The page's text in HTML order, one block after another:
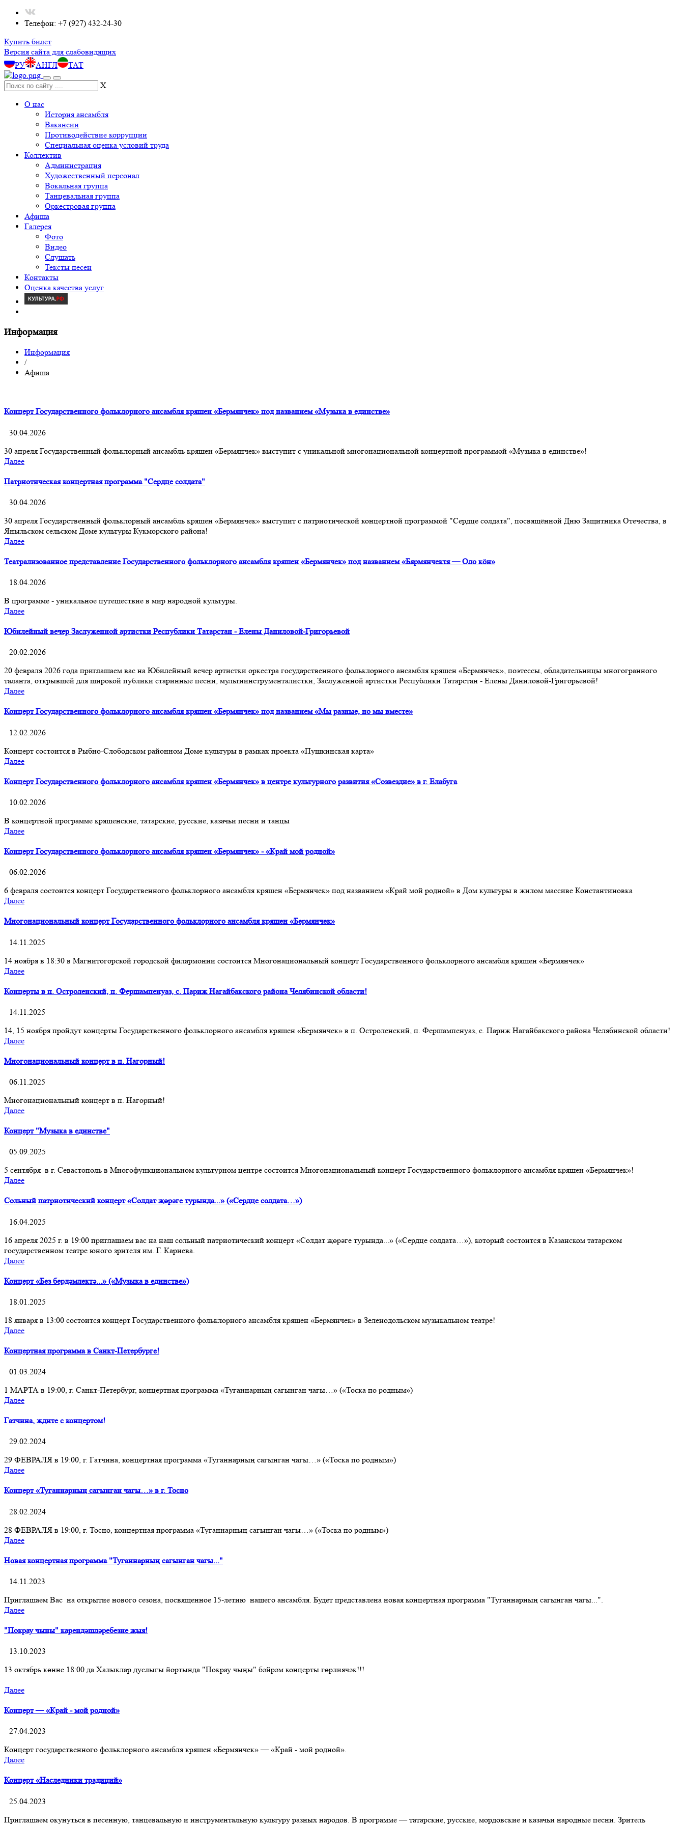
Телефон: +7 (927) 432-24-30
Купить билет
Версия сайта для слабовидящих
РУ
АНГЛ ТАТ
X
О нас
История ансамбля
Вакансии
Противодействие коррупции
Специальная оценка условий труда
Коллектив
Администрация
Художественный персонал
Вокальная группа
Танцевальная группа
Оркестровая группа
Афиша
Галерея
Фото
Видео
Слушать
Тексты песен
Контакты
Оценка качества услуг
Информация
Информация
/
Афиша
Концерт Государственного фольклорного ансамбля кряшен «Бермянчек» под названием «Музыка в единстве»
30.04.2026
30 апреля Государственный фольклорный ансамбль кряшен «Бермянчек» выступит с уникальной многонациональной концертной программой «Музыка в единстве»!
Далее
Патриотическая концертная программа "Сердце солдата"
30.04.2026
30 апреля Государственный фольклорный ансамбль кряшен «Бермянчек» выступит с патриотической концертной программой "Сердце солдата", посвящённой Дню Защитника Отечества, в
Яныльском сельском Доме культуры Кукморского района!
Далее
Театрализованное представление Государственного фольклорного ансамбля кряшен «Бермянчек» под названием «Бярмянчектя — Оло кöн»
18.04.2026
В программе - уникальное путешествие в мир народной культуры.
Далее
Юбилейный вечер Заслуженной артистки Республики Татарстан - Елены Даниловой-Григорьевой
20.02.2026
20 февраля 2026 года приглашаем вас на Юбилейный вечер артистки оркестра государственного фольклорного ансамбля кряшен «Бермянчек», поэтессы, обладательницы многогранного
таланта, открывшей для широкой публики старинные песни, мультиинструменталистки, Заслуженной артистки Республики Татарстан - Елены Даниловой-Григорьевой!
Далее
Концерт Государственного фольклорного ансамбля кряшен «Бермянчек» под названием «Мы разные, но мы вместе»
12.02.2026
Концерт состоится в Рыбно-Слободском районном Доме культуры в рамках проекта «Пушкинская карта»
Далее
Концерт Государственного фольклорного ансамбля кряшен «Бермянчек» в центре культурного развития «Созвездие» в г. Елабуга
10.02.2026
В концертной программе кряшенские, татарские, русские, казачьи песни и танцы
Далее
Концерт Государственного фольклорного ансамбля кряшен «Бермянчек» - «Край мой родной»
06.02.2026
6 февраля состоится концерт Государственного фольклорного ансамбля кряшен «Бермянчек» под названием «Край мой родной» в Дом культуры в жилом массиве Константиновка
Далее
Многонациональный концерт Государственного фольклорного ансамбля кряшен «Бермянчек»
14.11.2025
14 ноября в 18:30 в Магнитогорской городской филармонии состоится Многонациональный концерт Государственного фольклорного ансамбля кряшен «Бермянчек»
Далее
Концерты в п. Остроленский, п. Фершампенуаз, с. Париж Нагайбакского района Челябинской области!
14.11.2025
14, 15 ноября пройдут концерты Государственного фольклорного ансамбля кряшен «Бермянчек» в п. Остроленский, п. Фершампенуаз, с. Париж Нагайбакского района Челябинской области!
Далее
Многонациональный концерт в п. Нагорный!
06.11.2025
Многонациональный концерт в п. Нагорный!
Далее
Концерт "Музыка в единстве"
05.09.2025
5 сентября в г. Севастополь в Многофункциональном культурном центре состоится Многонациональный концерт Государственного фольклорного ансамбля кряшен «Бермянчек»!
Далее
Сольный патриотический концерт «Солдат җөрәге турында...» («Сердце солдата…»)
16.04.2025
16 апреля 2025 г. в 19:00 приглашаем вас на наш сольный патриотический концерт «Солдат җөрәге турында...» («Сердце солдата…»), который состоится в Казанском татарском
государственном театре юного зрителя им. Г. Кариева.
Далее
Концерт «Без бердәмлектә...» («Музыка в единстве»)
18.01.2025
18 января в 13:00 состоится концерт Государственного фольклорного ансамбля кряшен «Бермянчек» в Зеленодольском музыкальном театре!
Далее
Концертная программа в Санкт-Петербурге!
01.03.2024
1 МАРТА в 19:00, г. Санкт-Петербург, концертная программа «Туганнарның сагынган чагы…» («Тоска по родным»)
Далее
Гатчина, ждите с концертом!
29.02.2024
29 ФЕВРАЛЯ в 19:00, г. Гатчина, концертная программа «Туганнарның сагынган чагы…» («Тоска по родным»)
Далее
Концерт «Туганнарның сагынган чагы…» в г. Тосно
28.02.2024
28 ФЕВРАЛЯ в 19:00, г. Тосно, концертная программа «Туганнарның сагынган чагы…» («Тоска по родным»)
Далее
Новая концертная программа "Туганнарның сагынган чагы..."
14.11.2023
Приглашаем Вас на открытие нового сезона, посвященное 15-летию нашего ансамбля. Будет представлена новая концертная программа "Туганнарның сагынган чагы...".
Далее
"Покрау чыңы" карендәшләребезне җыя!
13.10.2023
13 октябрь көнне 18:00 да Халыклар дуслыгы йортында "Покрау чыңы" бәйрәм концерты гөрлиячәк!!!
Далее
Концерт — «Край - мой родной»
27.04.2023
Концерт государственного фольклорного ансамбля кряшен «Бермянчек» — «Край - мой родной».
Далее
Концерт «Наследники традиций»
25.04.2023
Приглашаем окунуться в песенную, танцевальную и инструментальную культуру разных народов. В программе — татарские, русские, мордовские и казачьи народные песни. Зритель